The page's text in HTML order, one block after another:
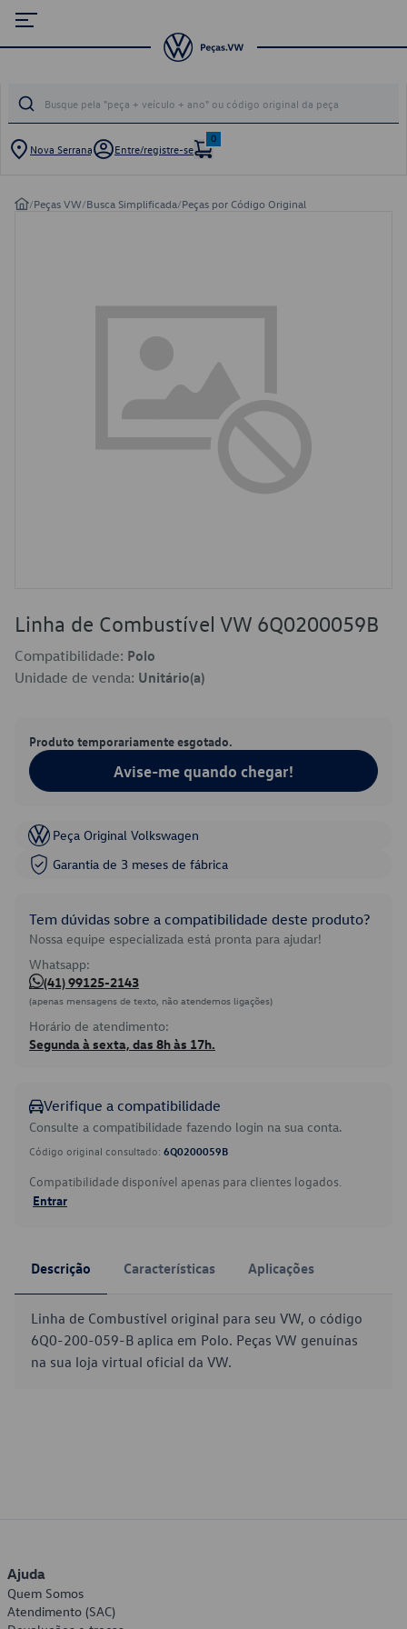
Nova Serrana Entre/registre-se
0
/Peças VW/Busca Simplificada/Peças por Código Original
Linha de Combustível VW 6Q0200059B
Compatibilidade: Polo
Unidade de venda: Unitário(a)
Produto temporariamente esgotado.
Avise-me quando chegar!
Peça Original Volkswagen
Garantia de 3 meses de fábrica
Tem dúvidas sobre a compatibilidade deste produto?
Nossa equipe especializada está pronta para ajudar!
Whatsapp:
(41) 99125-2143
(apenas mensagens de texto, não atendemos ligações)
Horário de atendimento:
Segunda à sexta, das 8h às 17h.
Verifique a compatibilidade
Consulte a compatibilidade fazendo login na sua conta.
Código original consultado: 6Q0200059B
Compatibilidade disponível apenas para clientes logados.
Entrar
Descrição Características Aplicações
Linha de Combustível original para seu VW, o código
6Q0-200-059-B aplica em Polo. Peças VW genuínas
na sua loja virtual oficial da VW.
Ajuda
Quem Somos
Atendimento (SAC)